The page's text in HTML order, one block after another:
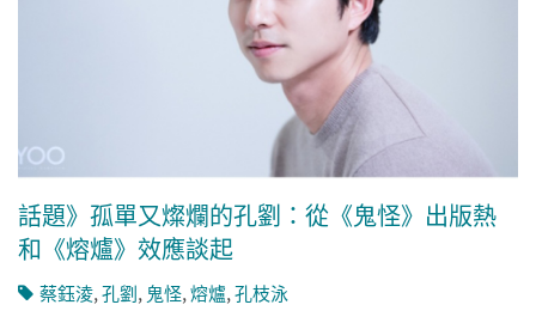
話題》孤單又燦爛的孔劉：從《鬼怪》出版熱
和《熔爐》效應談起
蔡鈺淩,孔劉, 鬼怪,熔爐,孔枝泳